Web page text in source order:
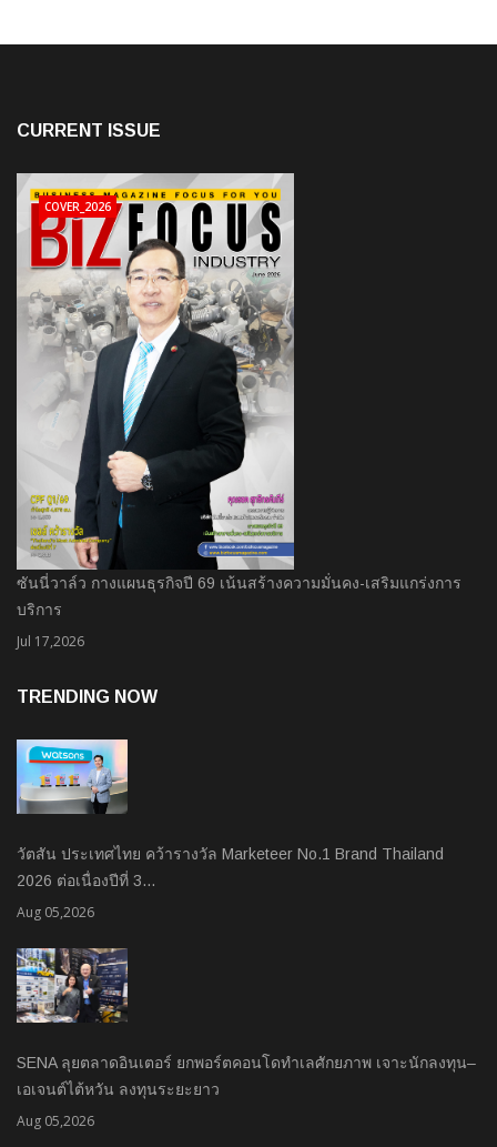
CURRENT ISSUE
ซันนี่วาล์ว กางแผนธุรกิจปี 69 เน้นสร้างความมั่นคง-เสริมแกร่งการ
บริการ
Jul 17,2026
COVER_2026
TRENDING NOW
วัตสัน ประเทศไทย คว้ารางวัล Marketeer No.1 Brand Thailand
2026 ต่อเนื่องปีที่ 3…
Aug 05,2026
SENA ลุยตลาดอินเตอร์ ยกพอร์ตคอนโดทำเลศักยภาพ เจาะนักลงทุน–
เอเจนต์ไต้หวัน ลงทุนระยะยาว
Aug 05,2026